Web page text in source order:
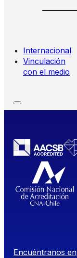
Internacional
Vinculación
con el medio
Encuéntranos en